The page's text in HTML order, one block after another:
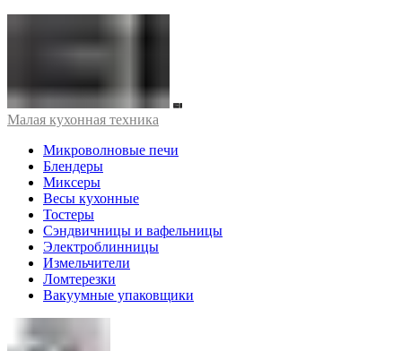
Малая кухонная техника
Микроволновые печи
Блендеры
Миксеры
Весы кухонные
Тостеры
Сэндвичницы и вафельницы
Электроблинницы
Измельчители
Ломтерезки
Вакуумные упаковщики